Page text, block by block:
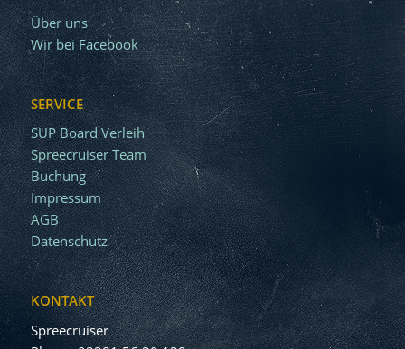
Über uns
Wir bei Facebook
SERVICE
SUP Board Verleih
Spreecruiser Team
Buchung
Impressum
AGB
Datenschutz
KONTAKT
Spreecruiser